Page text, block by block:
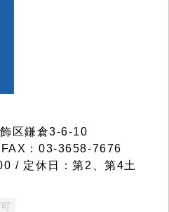
区鎌倉3-6-10
：03-3658-7676
/ 定休日：第2、第4土